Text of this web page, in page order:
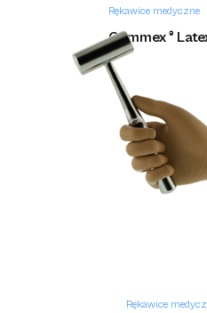
Rękawice medyczne
Gammex ®
Rękawice